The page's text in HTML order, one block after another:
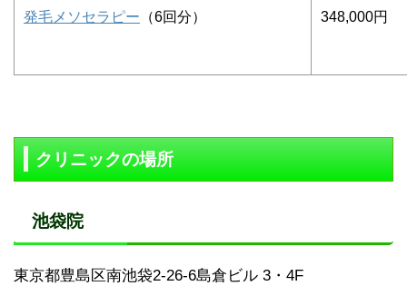
発毛メソセラピー （6回分） 348,000円
クリニックの場所
池袋院
東京都豊島区南池袋2-26-6島倉ビル 3・4F